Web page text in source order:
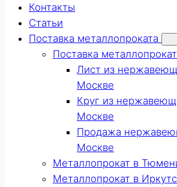
Контакты
Статьи
Поставка металлопроката
Поставка
Лист из
Москве
Круг из
Москве
Продажа
Москве
Металлопрокат в
Металлопрокат в